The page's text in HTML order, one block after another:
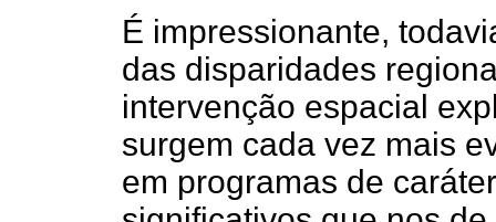
É impressionante,
das disparidades
intervenção espacial
surgem cada vez mais
em programas de